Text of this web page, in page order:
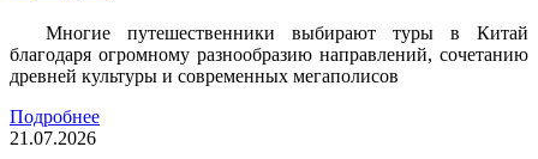
Многие путешественники выбирают туры в Китай
благодаря огромному разнообразию направлений, сочетанию
древней культуры и современных мегаполисов
Подробнее
21.07.2026